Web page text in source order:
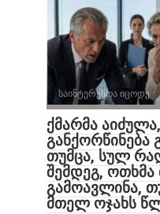
საინტერესოა იცოდე
ქმარმა
განქორწინება
თუმცა, სულ
შემდეგ,
გამოავლინა,
მთელ ოჯახს